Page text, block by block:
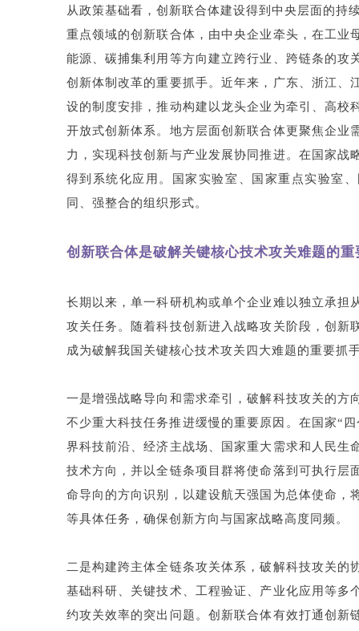
从政策基础看，创新联合体建设得到中央层面的持
重点领域的创新联合体，由中央企业牵头，在工业
能源、碳捕集利用等方向建立跨行业、跨链条的攻
创新体制改革的重要抓手。近年来，广东、浙江、
设的制度安排，推动构建以龙头企业为牵引、高校
开放式创新体系。地方层面创新联合体更聚焦企业
力，实现科技创新与产业发展协同推进。在国家战
得到系统化应用。国家实验室、国家重点实验室
同、强整合的组织形式。
创新联合体是破解关键核心技术攻关难题的重
长期以来，单一科研机构或单个企业难以独立承担
攻关任务。随着科技创新进入战略攻关阶段，创新
成为破解我国关键核心技术攻关四大难题的重要抓
一是增强战略导向和需求牵引，破解科技攻关的方
不少重大科技任务推进缓慢的重要原因。在国家“
界科技前沿、经济主战场、国家重大需求和人民生
技术方向，并以全链条项目群将使命落到可执行层
命导向的方向识别，以建设航天强国为总体使命，
等具体任务，确保创新方向与国家战略高度同频。
二是构建跨主体全链条攻关体系，破解科技攻关
基础科研、关键技术、工程验证、产业化应用等多
约攻关效率的突出问题。创新联合体有效打通创新